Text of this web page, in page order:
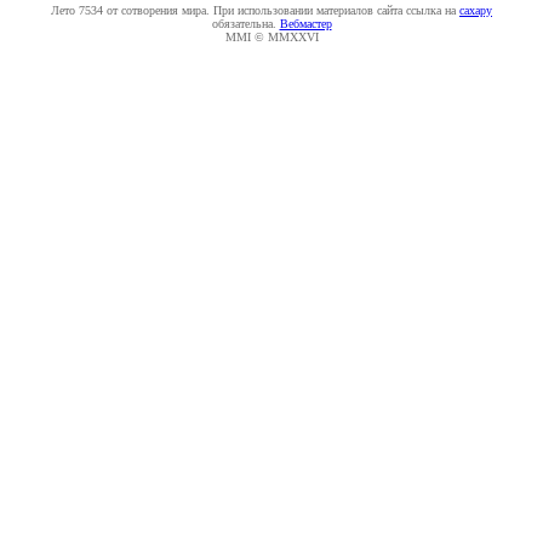
Лето 7534 от сотворения мира. При использовании материалов сайта ссылка на caxapу
обязательна. Вебмастер
MMI © MMXXVI